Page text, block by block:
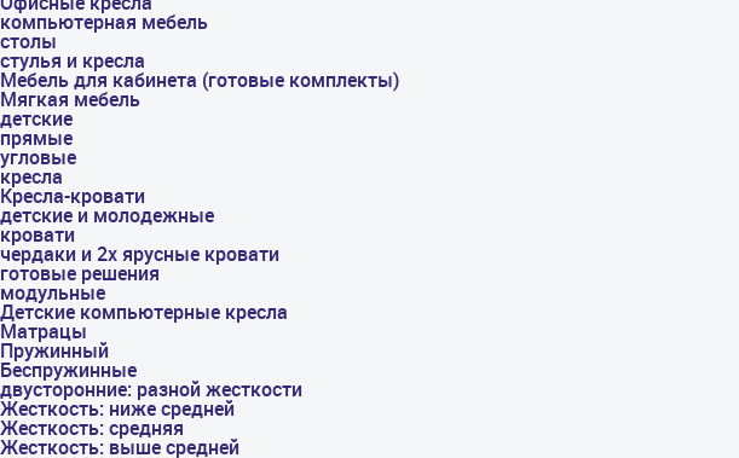
компьютерная мебель
столы
стулья и кресла
Мебель для кабинета (готовые комплекты)
Мягкая мебель
детские
прямые
угловые
кресла
Кресла-кровати
детские и молодежные
кровати
чердаки и 2х ярусные кровати
готовые решения
модульные
Детские компьютерные кресла
Матрацы
Пружинный
Беспружинные
двусторонние: разной жесткости
Жесткость: ниже средней
Жесткость: средняя
Жесткость: выше средней